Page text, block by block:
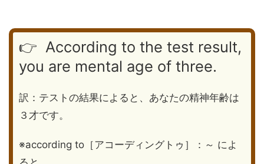
👉 According to the test result,
you are mental age of three.
訳：テストの結果によると、あなたの精神年齢は
３才です。
※according to［アコーディングトゥ］：～ によ